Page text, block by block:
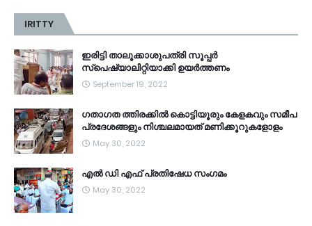
IRITTY
ഇരിട്ടി താലൂക്കാശുപത്രി സൂപ്പർ
സ്‌പെഷ്യാലിറ്റിയാക്കി ഉയർത്തണം
September 19, 2022
ഗതാഗത ത്തിരക്കിൽ കൊട്ടിയൂരും കേളകവും സമീപ
പ്രദേശങ്ങളും നിശ്ചലമായത് മണിക്കൂറുകളോളം
May 30, 2022
എൽ ഡി എഫ് പ്രതിഷേധ സംഗമം
May 30, 2022